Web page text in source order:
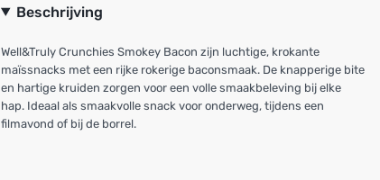
Beschrijving
Well&Truly Crunchies Smokey Bacon zijn luchtige, krokante
maïssnacks met een rijke rokerige baconsmaak. De knapperige bite
en hartige kruiden zorgen voor een volle smaakbeleving bij elke
hap. Ideaal als smaakvolle snack voor onderweg, tijdens een
filmavond of bij de borrel.